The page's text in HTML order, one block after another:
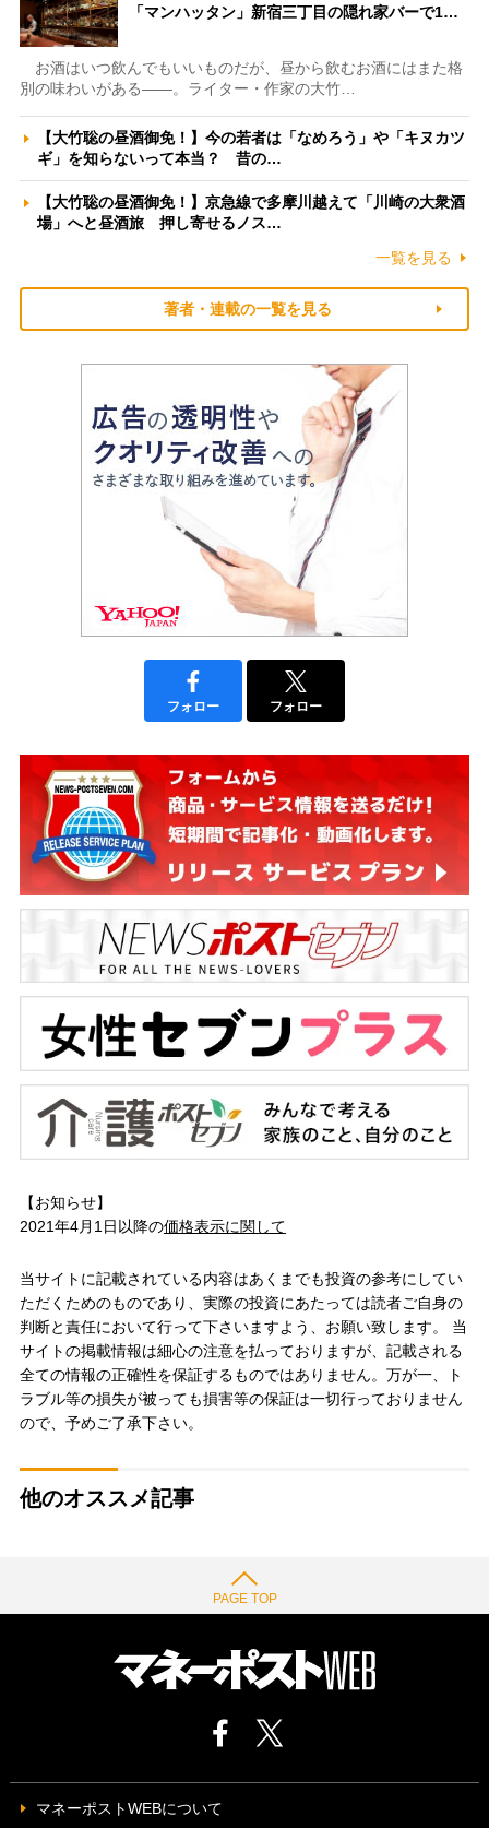
「マンハッタン」新宿三丁目の隠れ家バーで1…
お酒はいつ飲んでもいいものだが、昼から飲むお酒にはまた格
別の味わいがある――。ライター・作家の大竹…
【大竹聡の昼酒御免！】今の若者は「なめろう」や「キヌカツ
ギ」を知らないって本当？ 昔の…
【大竹聡の昼酒御免！】京急線で多摩川越えて「川崎の大衆酒
場」へと昼酒旅 押し寄せるノス…
一覧を見る
著者・連載の一覧を見る
フォロー フォロー
【お知らせ】
2021年4月1日以降の価格表示に関して
当サイトに記載されている内容はあくまでも投資の参考にしてい
ただくためのものであり、実際の投資にあたっては読者ご自身の
判断と責任において行って下さいますよう、お願い致します。 当
サイトの掲載情報は細心の注意を払っておりますが、記載される
全ての情報の正確性を保証するものではありません。万が一、ト
ラブル等の損失が被っても損害等の保証は一切行っておりません
ので、予めご了承下さい。
他のオススメ記事
PAGE TOP
マネーポストWEBについて